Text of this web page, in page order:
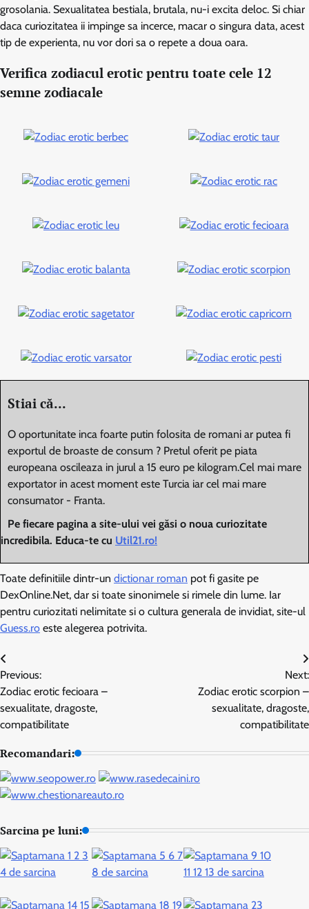
grosolania. Sexualitatea bestiala, brutala, nu-i excita deloc. Si chiar
daca curiozitatea ii impinge sa incerce, macar o singura data, acest
tip de experienta, nu vor dori sa o repete a doua oara.
Verifica zodiacul erotic pentru toate cele 12
semne zodiacale
Stiai că...
O oportunitate inca foarte putin folosita de romani ar putea fi
exportul de broaste de consum ? Pretul oferit pe piata
europeana oscileaza in jurul a 15 euro pe kilogram.Cel mai mare
exportator in acest moment este Turcia iar cel mai mare
consumator - Franta.
Pe fiecare pagina a site-ului vei găsi o noua curiozitate
incredibila. Educa-te cu Util21.ro!
Toate definitiile dintr-un dictionar roman pot fi gasite pe
DexOnline.Net, dar si toate sinonimele si rimele din lume. Iar
pentru curiozitati nelimitate si o cultura generala de invidiat, site-ul
Guess.ro este alegerea potrivita.
Navigare
în
articole
Previous:
Zodiac erotic fecioara –
sexualitate, dragoste,
compatibilitate
Next:
Zodiac erotic scorpion –
sexualitate, dragoste,
compatibilitate
Recomandari:
Sarcina pe luni: